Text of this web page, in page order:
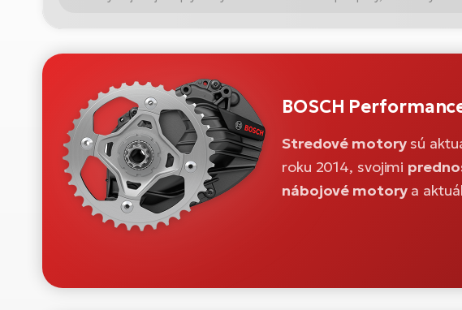
BOSCH
Stredové motorysú
roku 2014, svojimi
nábojové motorya